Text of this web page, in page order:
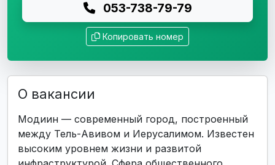
053-738-79-79
Копировать номер
О вакансии
Модиин — современный город, построенный
между Тель-Авивом и Иерусалимом. Известен
высоким уровнем жизни и развитой